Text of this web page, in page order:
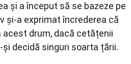
și a început să se bazeze pe
și-a exprimat încrederea că
acest drum, dacă cetățenii
decidă singuri soarta țării.